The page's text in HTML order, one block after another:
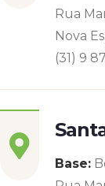
Rua
Nova
(31) 9
Base: